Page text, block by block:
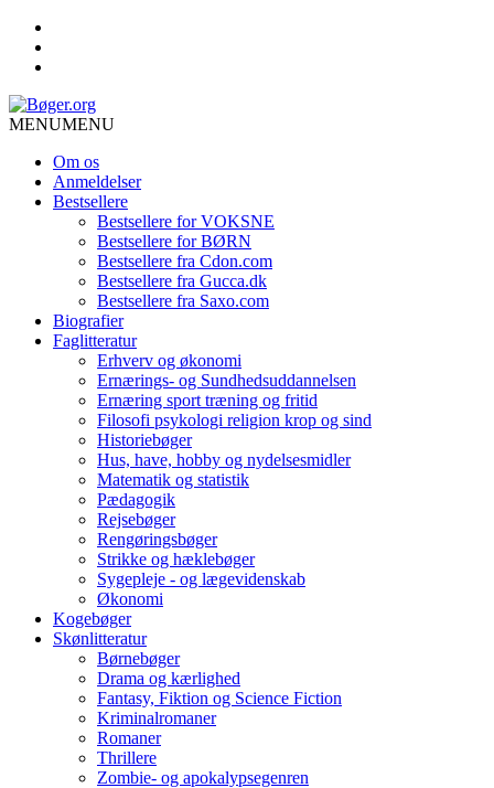
MENUMENU
Om os
Anmeldelser
Bestsellere
Bestsellere for VOKSNE
Bestsellere for BØRN
Bestsellere fra Cdon.com
Bestsellere fra Gucca.dk
Bestsellere fra Saxo.com
Biografier
Faglitteratur
Erhverv og økonomi
Ernærings- og Sundhedsuddannelsen
Ernæring sport træning og fritid
Filosofi psykologi religion krop og sind
Historiebøger
Hus, have, hobby og nydelsesmidler
Matematik og statistik
Pædagogik
Rejsebøger
Rengøringsbøger
Strikke og hæklebøger
Sygepleje - og lægevidenskab
Økonomi
Kogebøger
Skønlitteratur
Børnebøger
Drama og kærlighed
Fantasy, Fiktion og Science Fiction
Kriminalromaner
Romaner
Thrillere
Zombie- og apokalypsegenren